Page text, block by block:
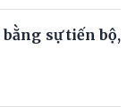
sự tiến bộ,